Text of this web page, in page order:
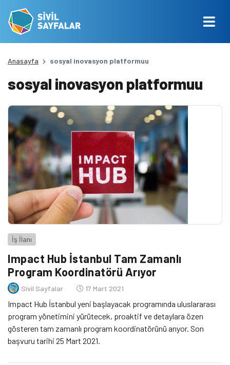
Anasayfa sosyal inovasyon platformuu
sosyal inovasyon platformuu
İş İlanı
Impact Hub İstanbul Tam Zamanlı
Program Koordinatörü Arıyor
Sivil Sayfalar 17 Mart 2021
Impact Hub İstanbul yeni başlayacak programında uluslararası
program yönetimini yürütecek, proaktif ve detaylara özen
gösteren tam zamanlı program koordinatörünü arıyor. Son
başvuru tarihi 25 Mart 2021.